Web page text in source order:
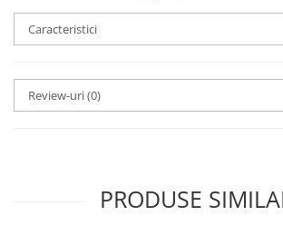
Caracteristici
Review-uri(0)
PRODUSE